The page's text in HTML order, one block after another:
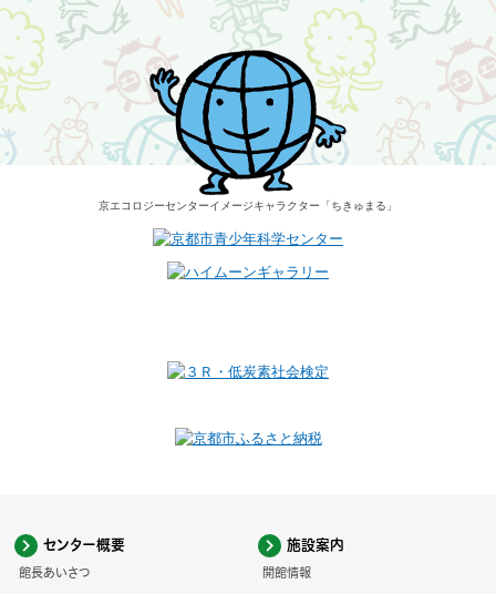
京エコロジーセンターイメージキャラクター 「ちきゅまる」
センター概要
館長あいさつ
施設案内
開館情報